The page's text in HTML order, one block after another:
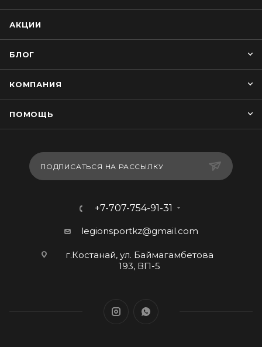
АКЦИИ
БЛОГ
КОМПАНИЯ
ПОМОЩЬ
ПОДПИСАТЬСЯ НА РАССЫЛКУ
+7-707-754-91-31
legionsportkz@gmail.com
г.Костанай, ул. Баймагамбетова
193, ВП-5